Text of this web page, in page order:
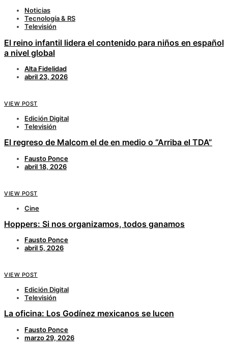
Noticias
Tecnología & RS
Televisión
El reino infantil lidera el contenido para niños en español
a nivel global
Alta Fidelidad
abril 23, 2026
VIEW POST
Edición Digital
Televisión
El regreso de Malcom el de en medio o “Arriba el TDA”
Fausto Ponce
abril 18, 2026
VIEW POST
Cine
Hoppers: Si nos organizamos, todos ganamos
Fausto Ponce
abril 5, 2026
VIEW POST
Edición Digital
Televisión
La oficina: Los Godínez mexicanos se lucen
Fausto Ponce
marzo 29, 2026